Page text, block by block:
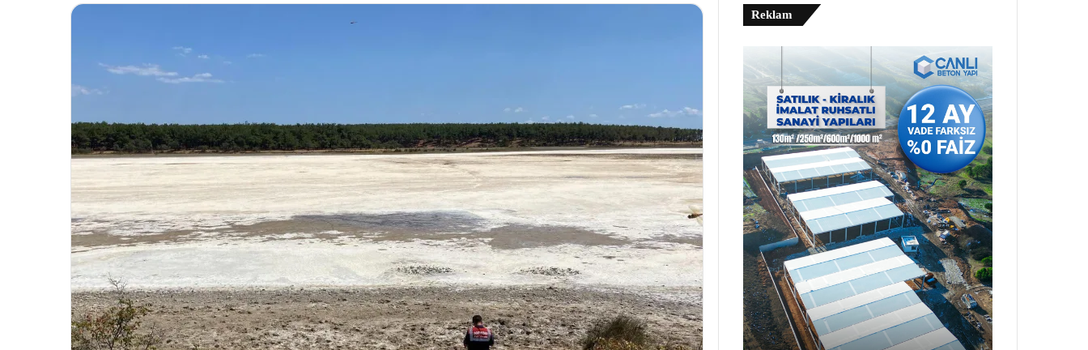
Reklam